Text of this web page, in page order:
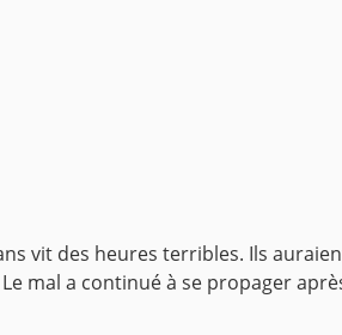
vit des heures terribles. Ils
mal a continué à se propager